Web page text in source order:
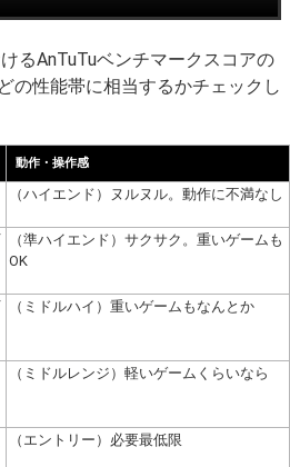
るAnTuTuベンチマークスコアの
の性能帯に相当するかチェックし
動作・操作感
（ハイエンド）ヌルヌル。動作に不満なし
（準ハイエンド）サクサク。重いゲームも
OK
（ミドルハイ）重いゲームもなんとか
（ミドルレンジ）軽いゲームくらいなら
（エントリー）必要最低限